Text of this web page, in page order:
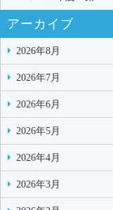
アーカイブ
2026年8月
2026年7月
2026年6月
2026年5月
2026年4月
2026年3月